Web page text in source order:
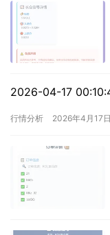
2026-04-17
行情分析 2026年4月17日